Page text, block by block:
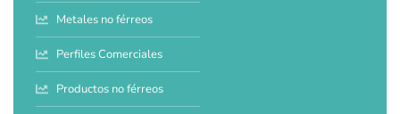
Metales no férreos
Perfiles Comerciales
Productos no férreos